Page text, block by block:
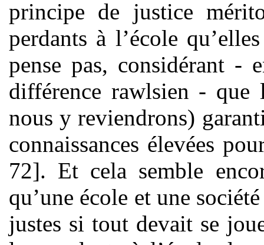
principe de justice
perdants à l’école
pense pas, considérant -
différence rawlsien - que
nous y reviendrons)
connaissances élevées
72]. Et cela semble
qu’une école et une
justes si tout devait se